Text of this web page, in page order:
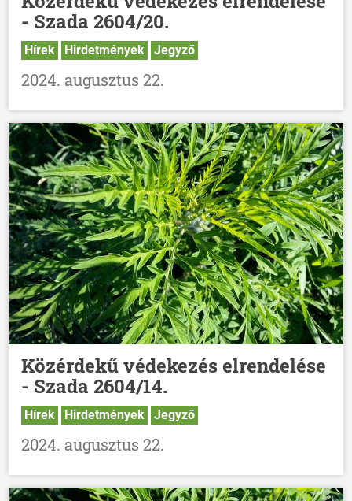
- Szada 2604/20.
Hírek Hirdetmények Jegyző
2024. augusztus 22.
Közérdekű védekezés elrendelése
- Szada 2604/14.
Hírek Hirdetmények Jegyző
2024. augusztus 22.